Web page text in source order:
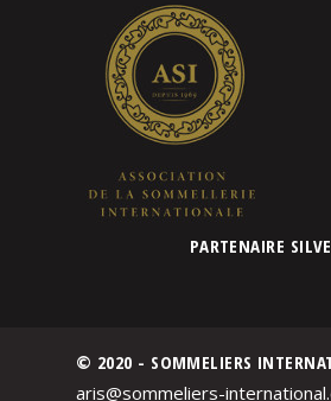
PARTENAIRE
© 2020 - SOMMELIERS
aris@sommeliers-